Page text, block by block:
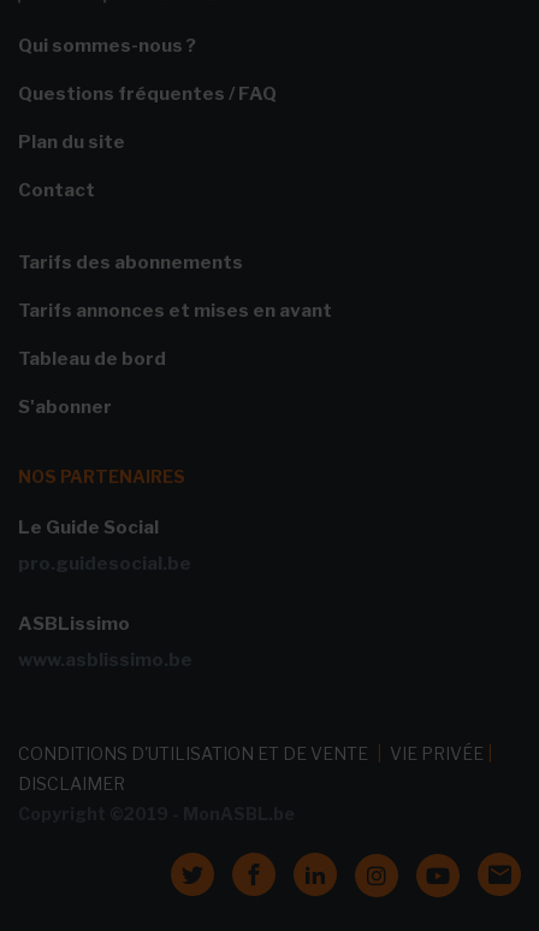
Qui sommes-nous ?
Questions fréquentes / FAQ
Plan du site
Contact
Tarifs des abonnements
Tarifs annonces et mises en avant
Tableau de bord
S'abonner
NOS PARTENAIRES
Le Guide Social
pro.guidesocial.be
ASBLissimo
www.asblissimo.be
CONDITIONS D'UTILISATION ET DE VENTE VIE PRIVÉE
DISCLAIMER